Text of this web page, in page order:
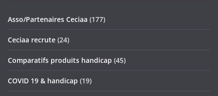
Asso/Partenaires Ceciaa (177)
Ceciaa recrute (24)
Comparatifs produits handicap (45)
COVID 19 & handicap (19)